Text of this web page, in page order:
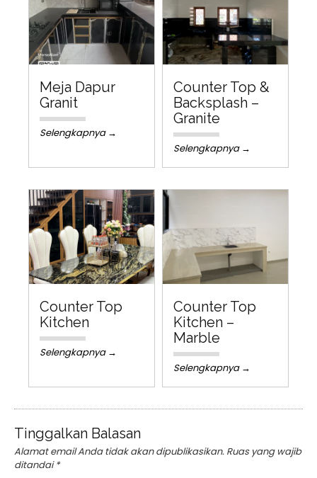
Meja Dapur
Granit
Selengkapnya →
Counter Top &
Backsplash –
Granite
Selengkapnya →
Counter Top
Kitchen
Selengkapnya →
Counter Top
Kitchen –
Marble
Selengkapnya →
Tinggalkan Balasan
Alamat email Anda tidak akan dipublikasikan. Ruas yang wajib
ditandai*